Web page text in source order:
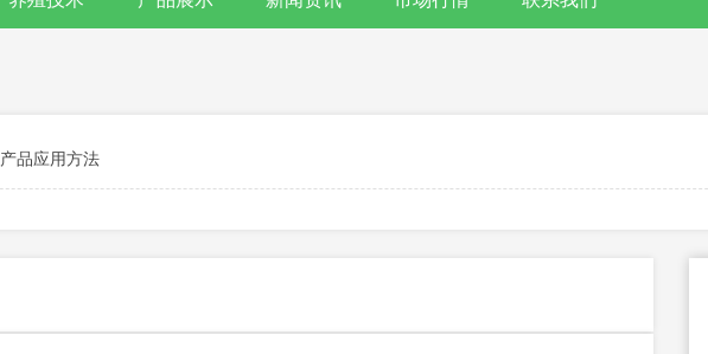
产品应用方法